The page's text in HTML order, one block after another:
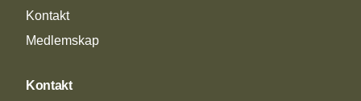
Kontakt
Medlemskap
Kontakt